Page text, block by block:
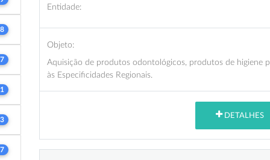
Entidade:
Objeto:
Aquisição de produtos odontológicos, produtos de higiene
às Especificidades Regionais.
DETALHES